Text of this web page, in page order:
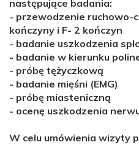
następujące badania:
- przewodzenie ruchowo-
kończyny i F- 2 kończyn
- badanie uszkodzenia
- badanie w kierunku
- próbę tężyczkową
- badanie mięśni (EMG)
- próbę miasteniczną
- ocenę uszkodzenia
W celu umówienia wizyty